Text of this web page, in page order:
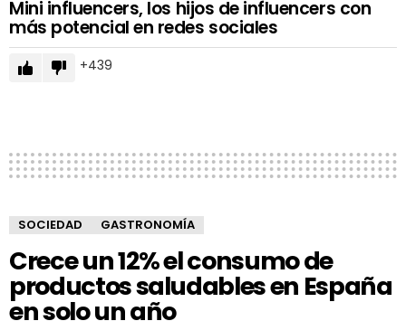
Mini influencers, los hijos de influencers con
más potencial en redes sociales
439
SOCIEDAD GASTRONOMÍA
Crece un 12% el consumo de
productos saludables en España
en solo un año